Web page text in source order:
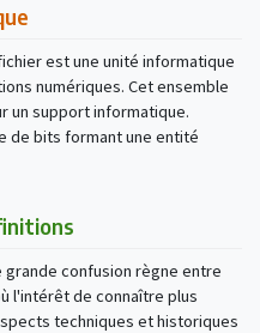
est une unité informatique
numériques. Cet ensemble
un support informatique.
de bits formant une entité
grande confusion règne entre
l'intérêt de connaître plus
techniques et historiques